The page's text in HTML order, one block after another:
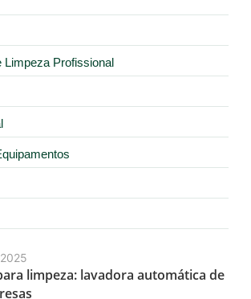
limpeza: lavadora automática de
Limpeza Profissional